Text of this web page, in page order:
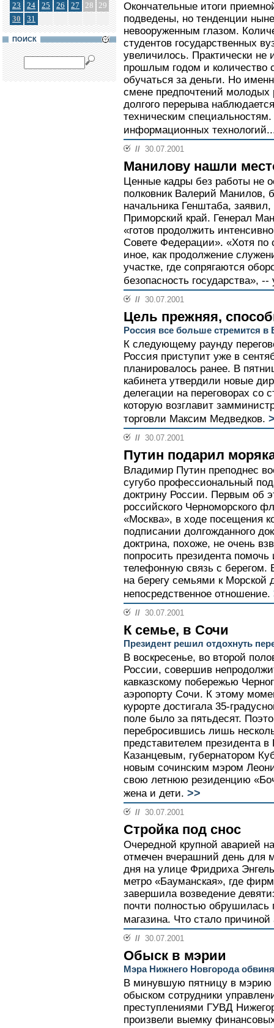
23
24 25 26 27 28 29
30
31
ПОИСК
Окончательные итоги
подведены, но тенденции
невооруженным глазом.
студентов государственных
увеличилось. Практически
прошлым годом и количество
обучаться за деньги. Но
смене предпочтений молодых
долгого перерыва
техническим
информационных
// 30.07.2001
Манилову нашли
Ценные кадры без работы не
полковник Валерий Манилов,
начальника Генштаба, заявил,
Приморский край. Генерал
«готов продолжить
Совете Федерации». «Хотя по
иное, как продолжение
участке, где сопрягаются
безопасность государства»,
// 30.07.2001
Цель прежняя,
Россия все больше стремится в
К следующему раунду
Россия приступит уже в
планировалось ранее. В
кабинета утвердили новые
делегации на переговорах
которую возглавит
торговли Максим Медведков.
// 30.07.2001
Путин подарил
Владимир Путин преподнес
сугубо профессиональный
доктрину России. Первым об
российского Черноморского
«Москва», в ходе посещения
подписании долгожданного
доктрина, похоже, не очень
попросить президента
телефонную связь с
на берегу семьями к Морской
непосредственное отношение.
// 30.07.2001
К семье, в Сочи
Президент решил отдохнуть
В воскресенье, во второй
России, совершив
кавказскому побережью
аэропорту Сочи. К этому
курорте достигала 35-
поле было за пятьдесят.
перебросившись лишь
представителем президента
Казанцевым, губернатором
новым сочинским мэром
свою летнюю резиденцию
жена и дети. >>
// 30.07.2001
Стройка под снос
Очередной крупной аварией
отмечен вчерашний день для
дня на улице Фридриха
метро «Бауманская», где
завершила возведение
почти полностью обрушилась
магазина. Что стало
// 30.07.2001
Обыск в мэрии
Мэра Нижнего Новгорода
В минувшую пятницу в мэрию
обыском сотрудники
преступлениями ГУВД
произвели выемку